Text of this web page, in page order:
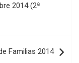
2014 (2ª
Familias 2014